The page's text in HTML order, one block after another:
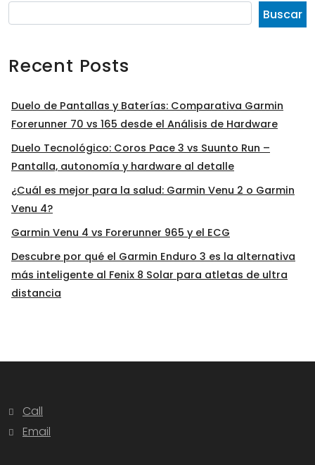
Buscar
Recent Posts
Duelo de Pantallas y Baterías: Comparativa Garmin
Forerunner 70 vs 165 desde el Análisis de Hardware
Duelo Tecnológico: Coros Pace 3 vs Suunto Run –
Pantalla, autonomía y hardware al detalle
¿Cuál es mejor para la salud: Garmin Venu 2 o Garmin
Venu 4?
Garmin Venu 4 vs Forerunner 965 y el ECG
Descubre por qué el Garmin Enduro 3 es la alternativa
más inteligente al Fenix 8 Solar para atletas de ultra
distancia
Call
Email